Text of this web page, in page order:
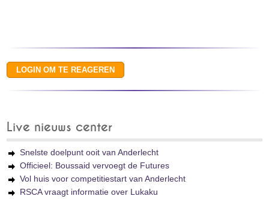
Live nieuws center
Snelste doelpunt ooit van Anderlecht
Officieel: Boussaid vervoegt de Futures
Vol huis voor competitiestart van Anderlecht
RSCA vraagt informatie over Lukaku